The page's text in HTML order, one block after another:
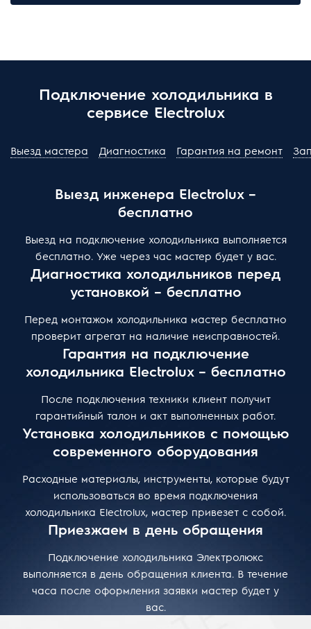
Подключение холодильника в
сервисе Electrolux
Выезд мастера Диагностика Гарантия на ремонт
Выезд инженера Electrolux –
бесплатно
Выезд на подключение холодильника выполняется
бесплатно. Уже через час мастер будет у вас.
Диагностика холодильников перед
установкой – бесплатно
Перед монтажом холодильника мастер бесплатно
проверит агрегат на наличие неисправностей.
Гарантия на подключение
холодильника Electrolux – бесплатно
После подключения техники клиент получит
гарантийный талон и акт выполненных работ.
Установка холодильников с помощью
современного оборудования
Расходные материалы, инструменты, которые будут
использоваться во время подключения
холодильника Electrolux, мастер привезет с собой.
Приезжаем в день обращения
Подключение холодильника Электролюкс
выполняется в день обращения клиента. В течение
часа после оформления заявки мастер будет у
вас.